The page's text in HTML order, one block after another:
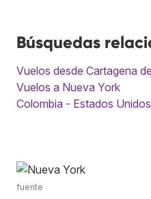
Búsquedas
Vuelos desde Cartagena
Vuelos a Nueva York
Colombia - Estados Unidos
fuente